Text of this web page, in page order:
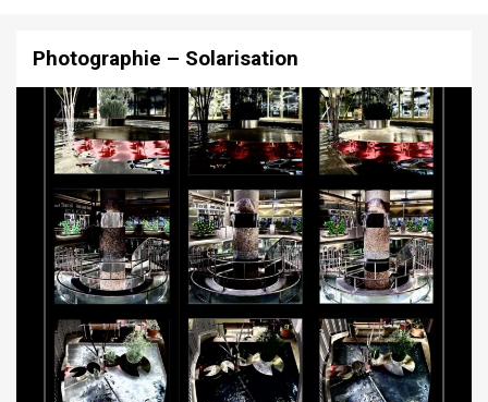
Photographie – Solarisation